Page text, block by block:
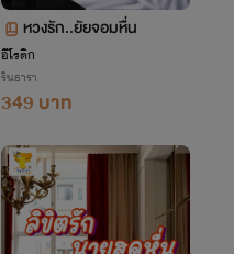
หวงรัก..ยัยจอมหื่น
อีโรติก
รินธารา
349 บาท